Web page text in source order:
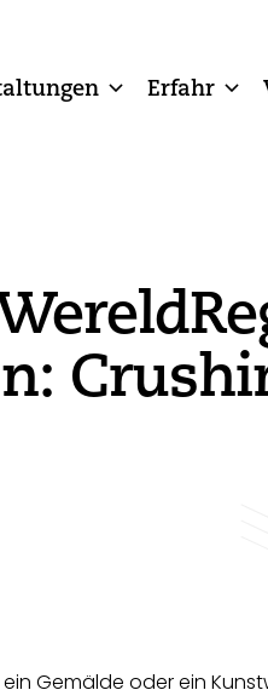
Erfahr
Gemälde oder ein